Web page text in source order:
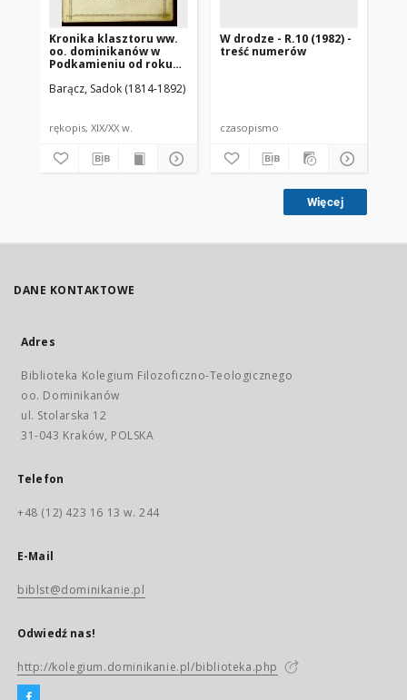
Kronika klasztoru ww.
oo. dominikanów w
Podkamieniu od roku
księdza Sadoka
Barącz, Sadok (1814-1892)
rękopis, XIX/XX w.
W drodze - R.10 (1982) -
treść numerów
czasopismo
Więcej
DANE KONTAKTOWE
Adres
Biblioteka Kolegium Filozoficzno-Teologicznego
oo. Dominikanów
ul. Stolarska 12
31-043 Kraków, POLSKA
Telefon
+48 (12) 423 16 13 w. 244
E-Mail
biblst@dominikanie.pl
Odwiedź nas!
http://kolegium.dominikanie.pl/biblioteka.php